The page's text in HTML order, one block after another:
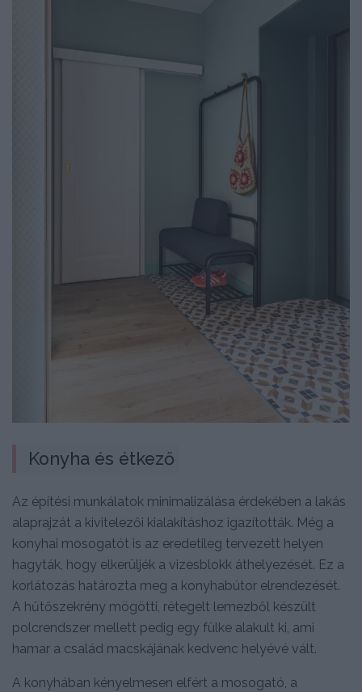
Konyha és étkező
Az építési munkálatok minimalizálása érdekében a lakás
alaprajzát a kivitelezői kialakításhoz igazították. Még a
konyhai mosogatót is az eredetileg tervezett helyen
hagyták, hogy elkerüljék a vizesblokk áthelyezését. Ez a
korlátozás határozta meg a konyhabútor elrendezését.
A hűtőszekrény mögötti, rétegelt lemezből készült
polcrendszer mellett pedig egy fülke alakult ki, ami
hamar a család macskájának kedvenc helyévé vált.
A konyhában kényelmesen elfért a mosogató, a